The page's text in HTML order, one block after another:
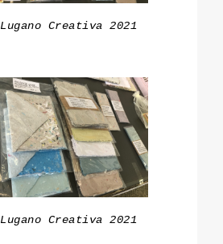
Lugano Creativa 2021
Lugano Creativa 2021